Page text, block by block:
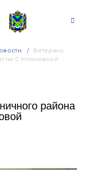
Ветерану
С Установкой
района